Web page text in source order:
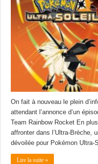
On fait à nouveau le plein
attendant l’annonce d’un
Team Rainbow Rocket En
affronter dans l’Ultra-Brèche,
dévoilée pour Pokémon Ultra-
Lire la suite »